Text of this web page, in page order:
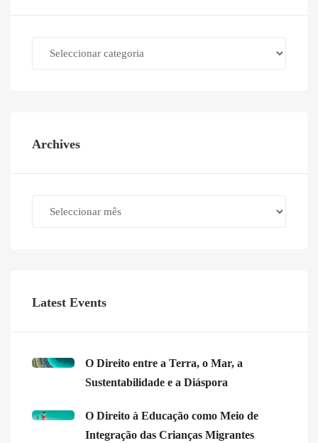
Archives
Latest Events
O Direito entre a Terra, o Mar, a
Sustentabilidade e a Diáspora
O Direito à Educação como Meio de
Integração das Crianças Migrantes